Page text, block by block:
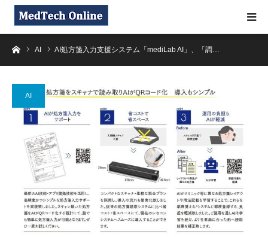
ホーム
AI AI処方箋入力支援システム「mediLab AI」、「調…
AI